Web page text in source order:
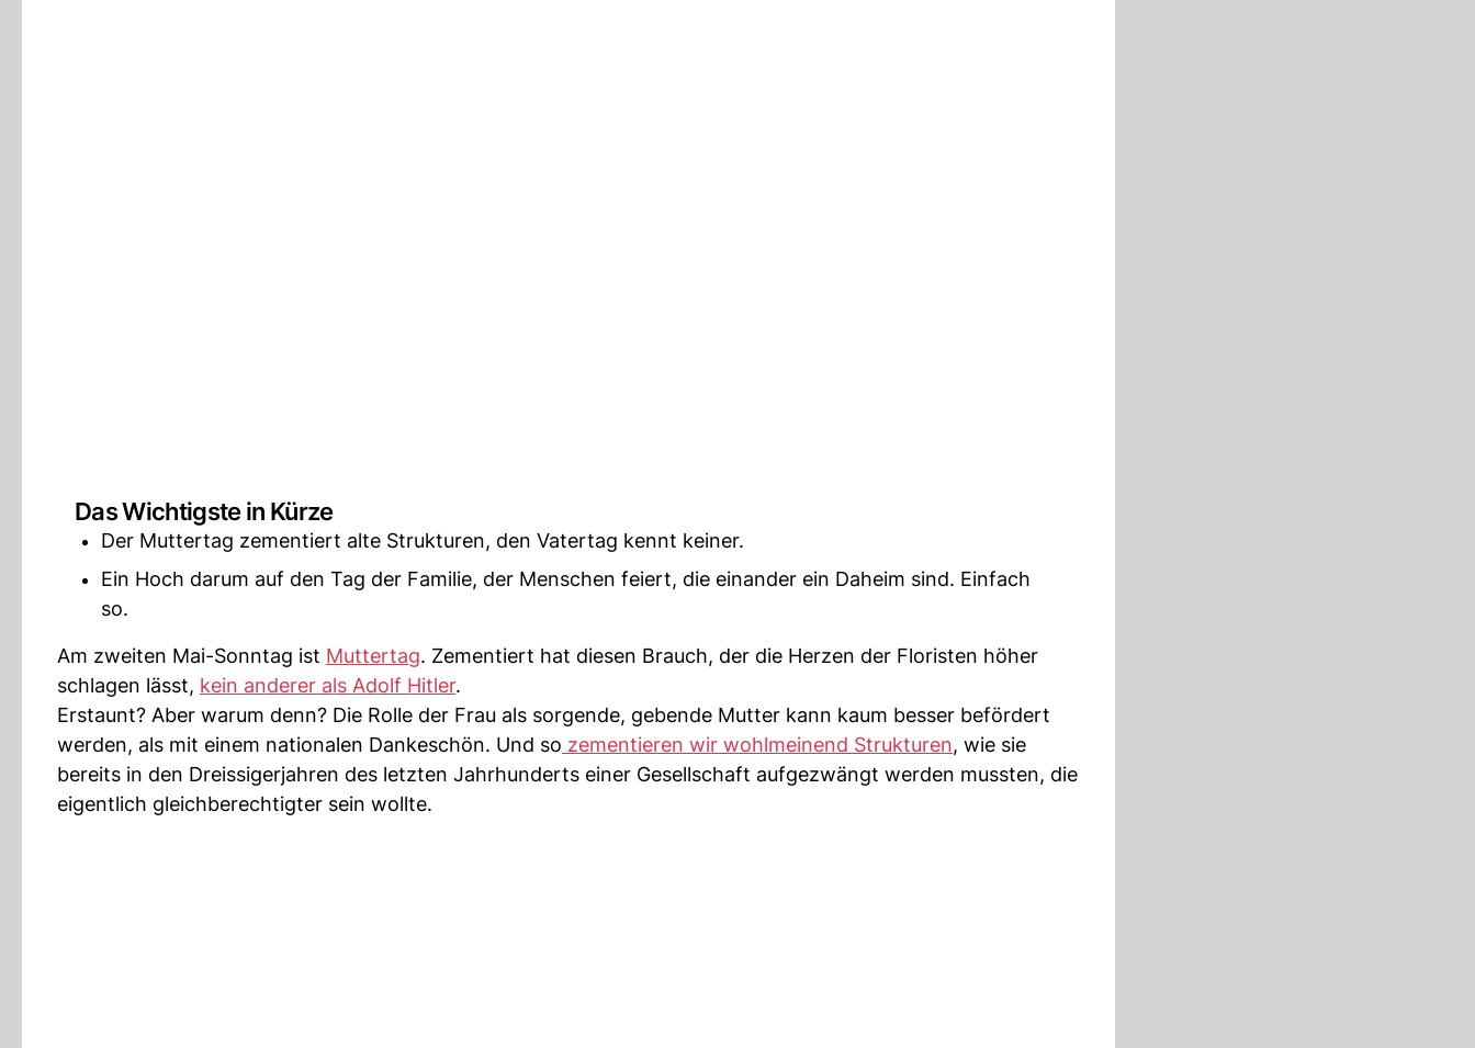
Das Wichtigste in Kürze
Der Muttertag zementiert alte Strukturen, den Vatertag kennt keiner.
Ein Hoch darum auf den Tag der Familie, der Menschen feiert, die einander ein Daheim sind. Einfach
so.
Am zweiten Mai-Sonntag ist Muttertag. Zementiert hat diesen Brauch, der die Herzen der Floristen höher
schlagen lässt, kein anderer als Adolf Hitler.
Erstaunt? Aber warum denn? Die Rolle der Frau als sorgende, gebende Mutter kann kaum besser befördert
werden, als mit einem nationalen Dankeschön. Und so zementieren wir wohlmeinend Strukturen, wie sie
bereits in den Dreissigerjahren des letzten Jahrhunderts einer Gesellschaft aufgezwängt werden mussten, die
eigentlich gleichberechtigter sein wollte.